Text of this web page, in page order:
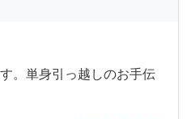
。単身引っ越しのお手伝